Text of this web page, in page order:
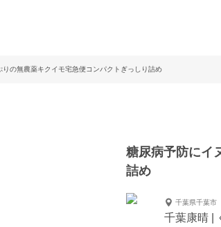
の無農薬キクイモ宅急便コンパクトぎっしり詰め
糖尿病予防にイ
詰め
千葉県千葉市
千葉康晴 |